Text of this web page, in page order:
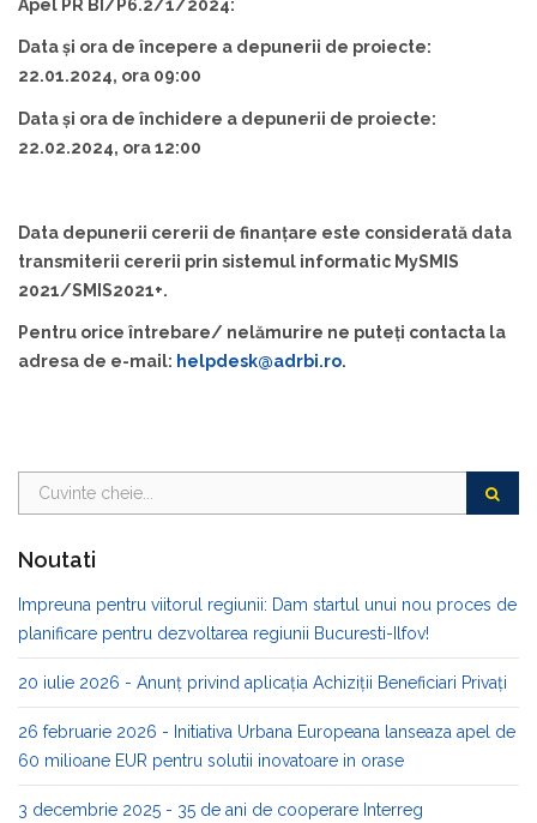
Apel PR BI/P6.2/1/2024:
Data și ora de începere a depunerii de proiecte:
22.01.2024, ora 09:00
Data și ora de închidere a depunerii de proiecte:
22.02.2024, ora 12:00
Data depunerii cererii de finanțare este considerată data
transmiterii cererii prin sistemul informatic MySMIS
2021/SMIS2021+.
Pentru orice întrebare/ nelămurire ne puteți contacta la
adresa de e-mail: helpdesk@adrbi.ro.
Noutati
Impreuna pentru viitorul regiunii: Dam startul unui nou proces de
planificare pentru dezvoltarea regiunii Bucuresti-Ilfov!
20 iulie 2026 - Anunț privind aplicația Achiziții Beneficiari Privați
26 februarie 2026 - Initiativa Urbana Europeana lanseaza apel de
60 milioane EUR pentru solutii inovatoare in orase
3 decembrie 2025 - 35 de ani de cooperare Interreg